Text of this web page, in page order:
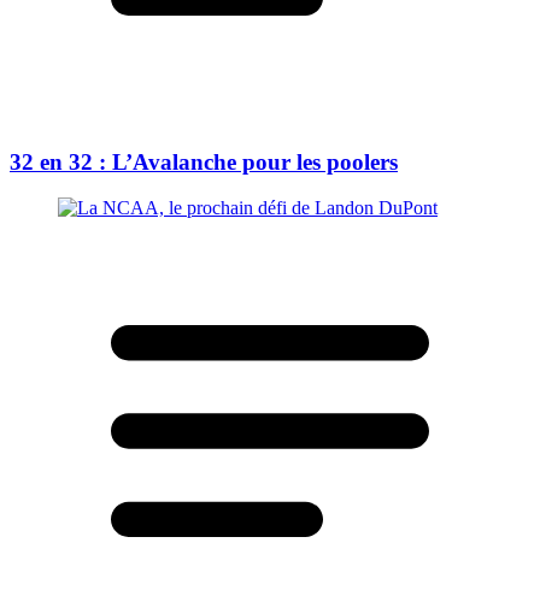
32 en 32 : L’Avalanche pour les poolers